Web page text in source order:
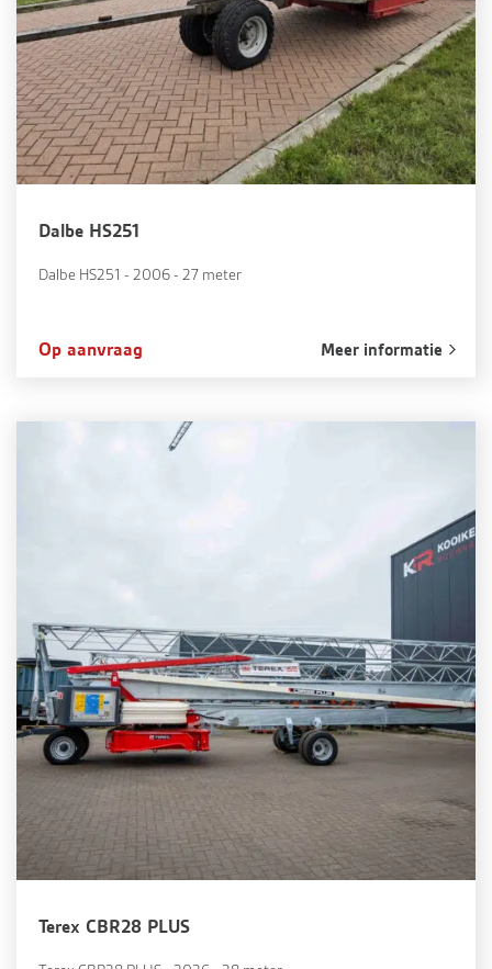
Dalbe HS251
Dalbe HS251 - 2006 - 27 meter
Op aanvraag Meer informatie
Terex CBR28 PLUS